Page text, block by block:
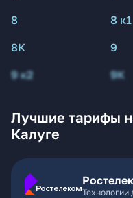
8
8 к1
8К
9
9 к2
9К
Лучшие тарифы
Калуге
Технологии